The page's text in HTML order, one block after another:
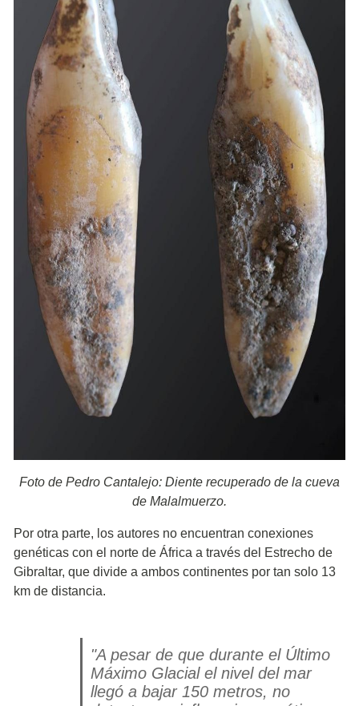
Foto de Pedro Cantalejo: Diente recuperado de la cueva
de Malalmuerzo.
Por otra parte, los autores no encuentran conexiones
genéticas con el norte de África a través del Estrecho de
Gibraltar, que divide a ambos continentes por tan solo 13
km de distancia.
"A pesar de que durante el Último
Máximo Glacial el nivel del mar
llegó a bajar 150 metros, no